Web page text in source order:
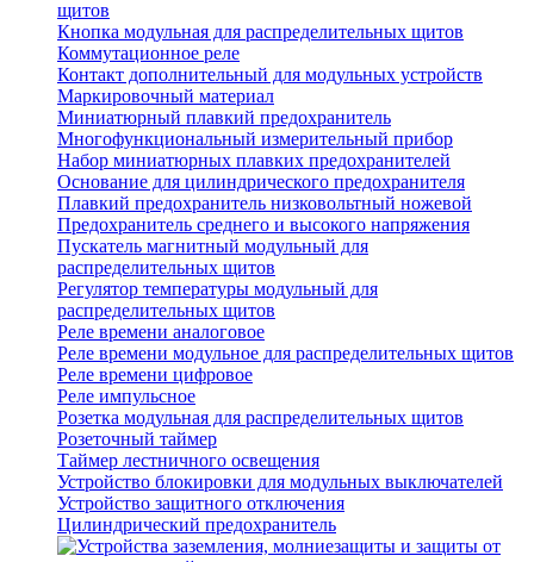
щитов
Кнопка модульная для распределительных щитов
Коммутационное реле
Контакт дополнительный для модульных устройств
Маркировочный материал
Миниатюрный плавкий предохранитель
Многофункциональный измерительный прибор
Набор миниатюрных плавких предохранителей
Основание для цилиндрического предохранителя
Плавкий предохранитель низковольтный ножевой
Предохранитель среднего и высокого напряжения
Пускатель магнитный модульный для
распределительных щитов
Регулятор температуры модульный для
распределительных щитов
Реле времени аналоговое
Реле времени модульное для распределительных щитов
Реле времени цифровое
Реле импульсное
Розетка модульная для распределительных щитов
Розеточный таймер
Таймер лестничного освещения
Устройство блокировки для модульных выключателей
Устройство защитного отключения
Цилиндрический предохранитель